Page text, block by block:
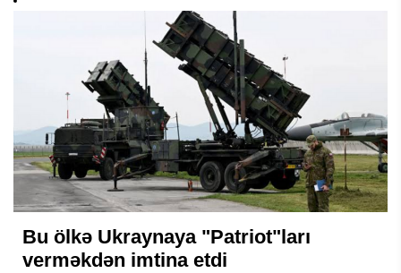
Bu ölkə Ukraynaya "Patriot"ları
verməkdən imtina etdi